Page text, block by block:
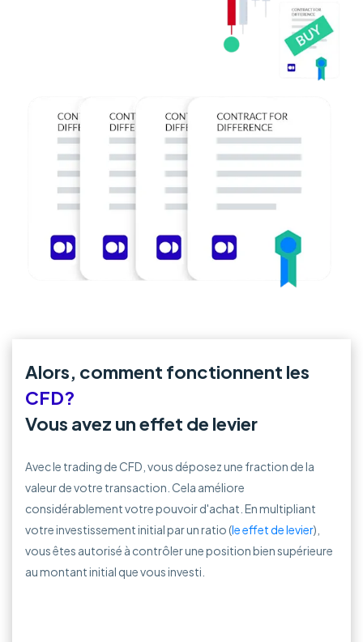
Alors, comment fonctionnent les
CFD?
Vous avez un effet de levier
Avec le trading de CFD, vous déposez une fraction de la
valeur de votre transaction. Cela améliore
considérablement votre pouvoir d'achat. En multipliant
votre investissement initial par un ratio (le effet de levier),
vous êtes autorisé à contrôler une position bien supérieure
au montant initial que vous investi.